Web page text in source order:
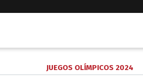
JUEGOS OLÍMPICOS 2024